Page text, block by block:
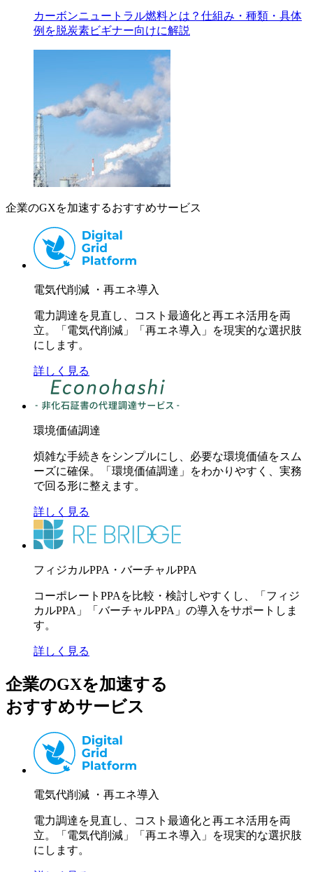
カーボンニュートラル燃料とは？仕組み・種類・具体
例を脱炭素ビギナー向けに解説
企業のGXを加速するおすすめサービス
電気代削減 ・再エネ導入
電力調達を見直し、コスト最適化と再エネ活用を両
立。「電気代削減」「再エネ導入」を現実的な選択肢
にします。
詳しく見る
環境価値調達
煩雑な手続きをシンプルにし、必要な環境価値をスム
ーズに確保。「環境価値調達」をわかりやすく、実務
で回る形に整えます。
詳しく見る
フィジカルPPA・バーチャルPPA
コーポレートPPAを比較・検討しやすくし、「フィジ
カルPPA」「バーチャルPPA」の導入をサポートしま
す。
詳しく見る
企業のGXを加速する
おすすめサービス
電気代削減 ・再エネ導入
電力調達を見直し、コスト最適化と再エネ活用を両
立。「電気代削減」「再エネ導入」を現実的な選択肢
にします。